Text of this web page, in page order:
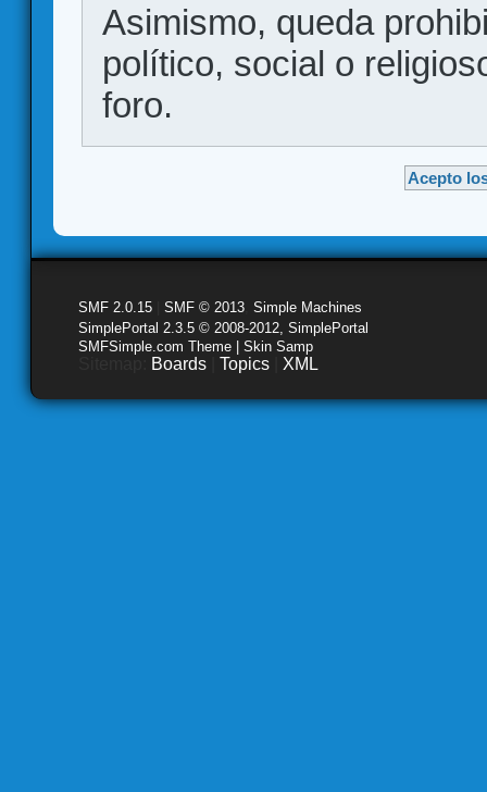
Asimismo, queda
político, social o
foro.
SMF 2.0.15 SMF © 2013 Simple Machines
SimplePortal 2.3.5 © 2008-2012, SimplePortal
SMFSimple.com Theme | Skin Samp
Boards Topics XML